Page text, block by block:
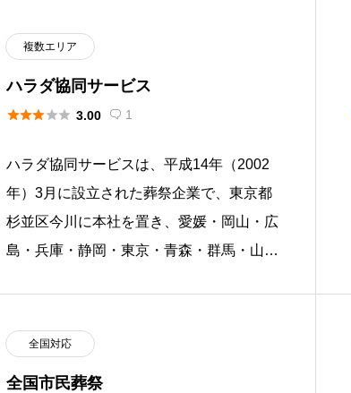
複数エリア
ハラダ協同サービス
 3.00  1
ハラダ協同サービスは、平成14年（2002
年）3月に設立された葬祭企業で、東京都
杉並区今川に本社を置き、愛媛・岡山・広
島・兵庫・静岡・東京・青森・群馬・山形
全国対応
全国市民葬祭